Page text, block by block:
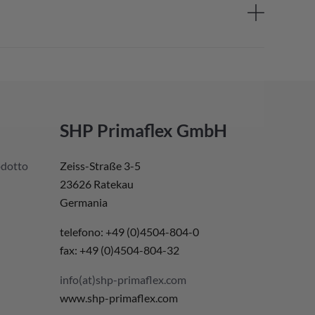
SHP Primaflex GmbH
Zeiss-Straße 3-5
23626 Ratekau
Germania
telefono: +49 (0)4504-804-0
fax: +49 (0)4504-804-32
info(at)shp-primaflex.com
www.shp-primaflex.com